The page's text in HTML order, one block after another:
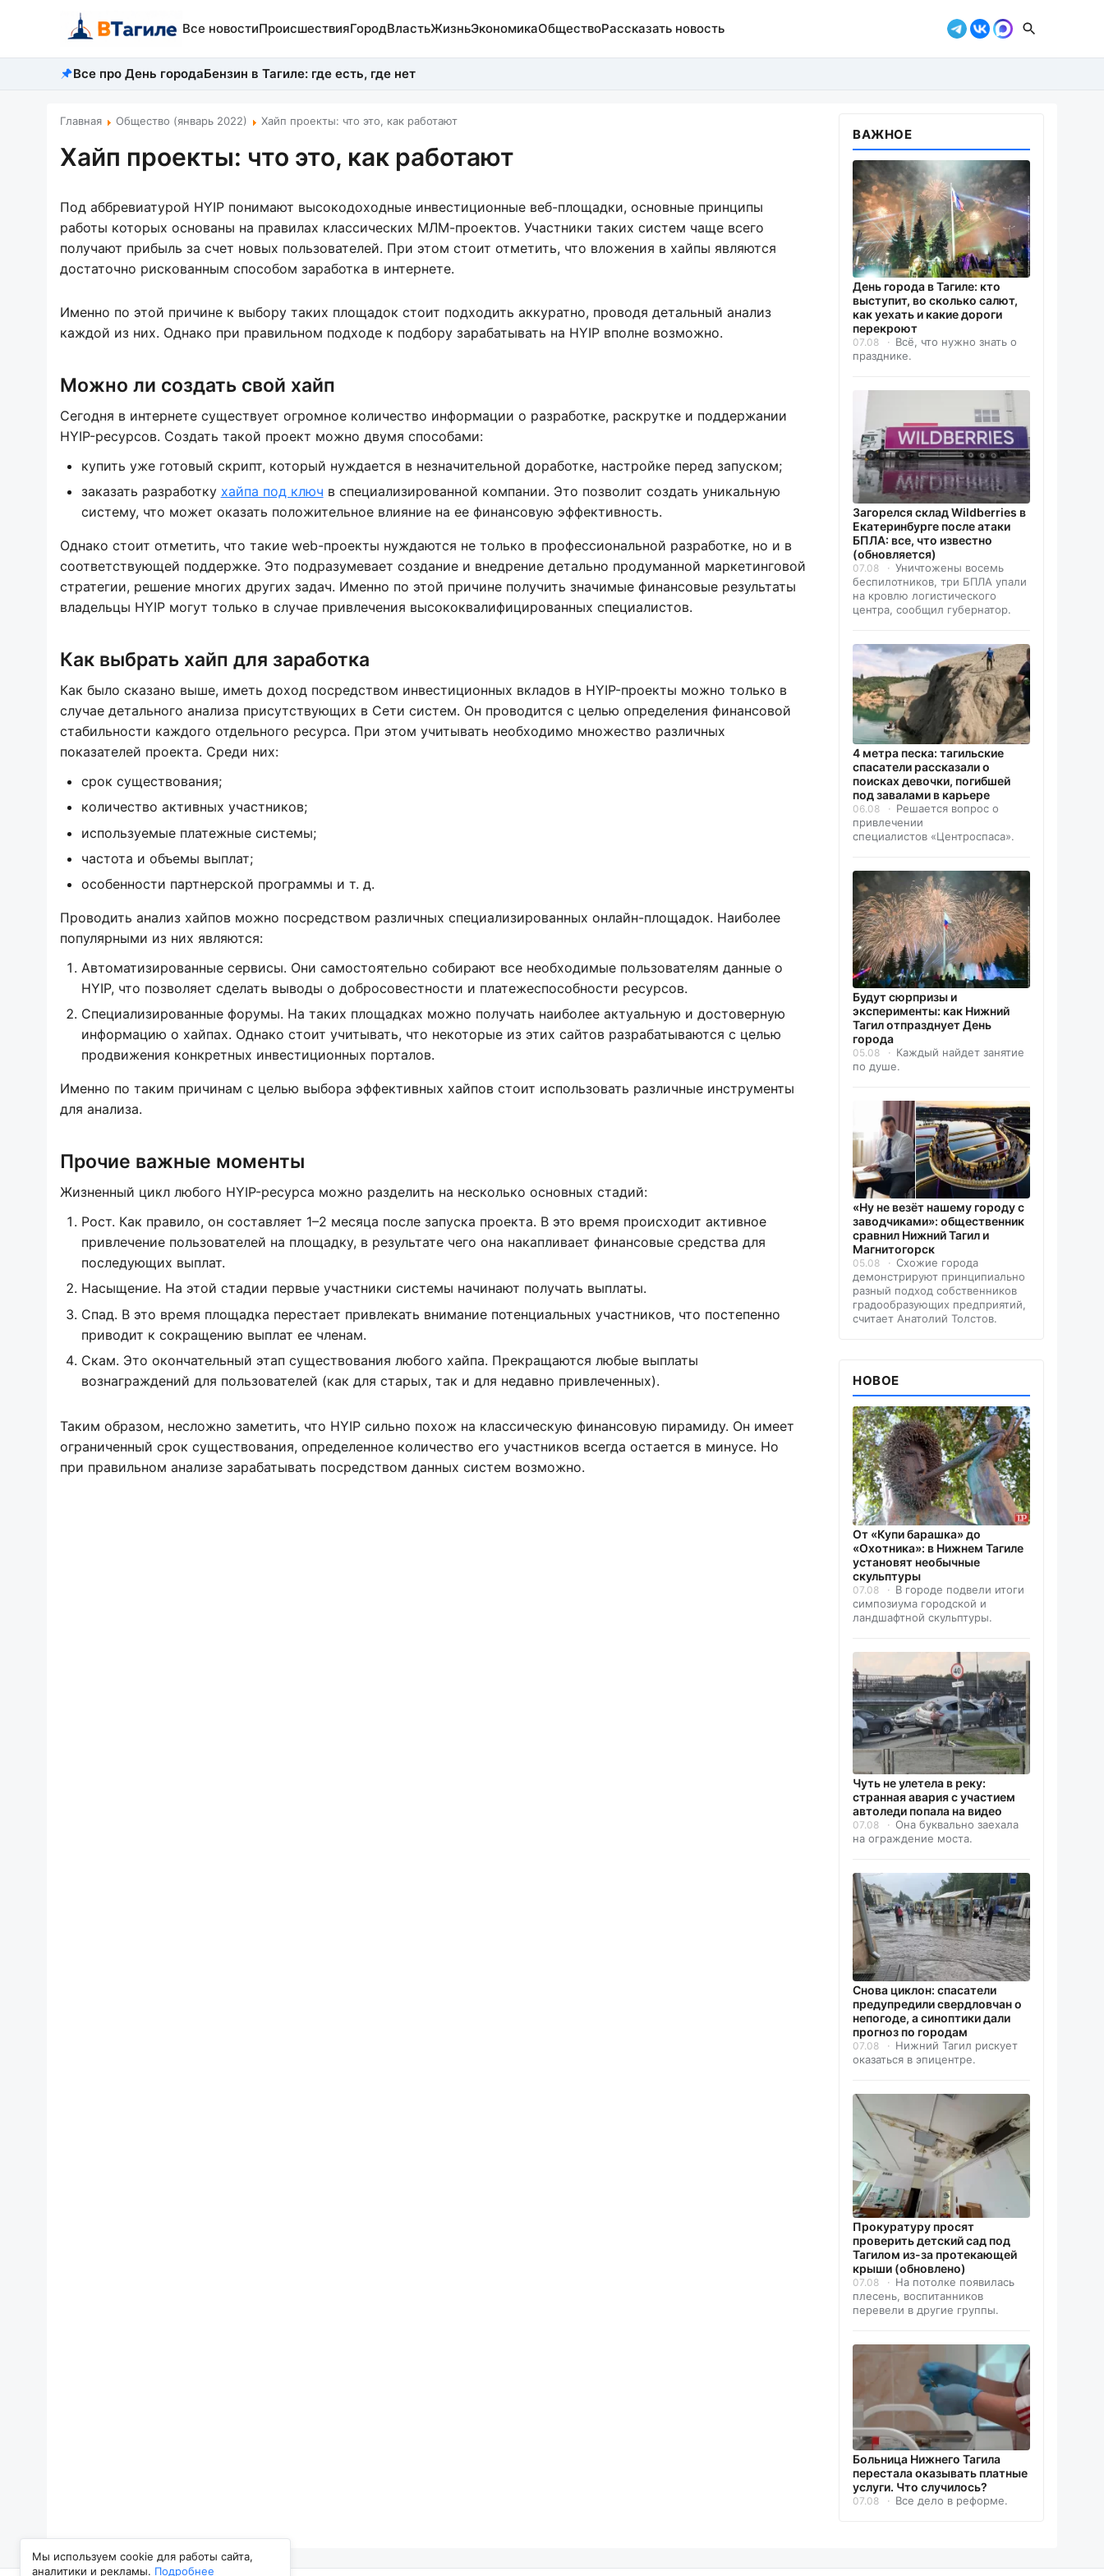
Мы используем cookie для работы сайта,
аналитики и рекламы. Подробнее
Все новостиПроисшествияГородВластьЖизньЭкономикаОбществоРассказать новость
Все про День городаБензин в Тагиле: где есть, где нет
Главная Общество (январь 2022) Хайп проекты: что это, как работают
Хайп проекты: что это, как работают
Под аббревиатурой HYIP понимают высокодоходные инвестиционные веб-площадки, основные принципы
работы которых основаны на правилах классических МЛМ-проектов. Участники таких систем чаще всего
получают прибыль за счет новых пользователей. При этом стоит отметить, что вложения в хайпы являются
достаточно рискованным способом заработка в интернете.
Именно по этой причине к выбору таких площадок стоит подходить аккуратно, проводя детальный анализ
каждой из них. Однако при правильном подходе к подбору зарабатывать на HYIP вполне возможно.
Можно ли создать свой хайп
Сегодня в интернете существует огромное количество информации о разработке, раскрутке и поддержании
HYIP-ресурсов. Создать такой проект можно двумя способами:
купить уже готовый скрипт, который нуждается в незначительной доработке, настройке перед запуском;
заказать разработку хайпа под ключ в специализированной компании. Это позволит создать уникальную
систему, что может оказать положительное влияние на ее финансовую эффективность.
Однако стоит отметить, что такие web-проекты нуждаются не только в профессиональной разработке, но и в
соответствующей поддержке. Это подразумевает создание и внедрение детально продуманной маркетинговой
стратегии, решение многих других задач. Именно по этой причине получить значимые финансовые результаты
владельцы HYIP могут только в случае привлечения высококвалифицированных специалистов.
Как выбрать хайп для заработка
Как было сказано выше, иметь доход посредством инвестиционных вкладов в HYIP-проекты можно только в
случае детального анализа присутствующих в Сети систем. Он проводится с целью определения финансовой
стабильности каждого отдельного ресурса. При этом учитывать необходимо множество различных
показателей проекта. Среди них:
срок существования;
количество активных участников;
используемые платежные системы;
частота и объемы выплат;
особенности партнерской программы и т. д.
Проводить анализ хайпов можно посредством различных специализированных онлайн-площадок. Наиболее
популярными из них являются:
Автоматизированные сервисы. Они самостоятельно собирают все необходимые пользователям данные о
HYIP, что позволяет сделать выводы о добросовестности и платежеспособности ресурсов.
Специализированные форумы. На таких площадках можно получать наиболее актуальную и достоверную
информацию о хайпах. Однако стоит учитывать, что некоторые из этих сайтов разрабатываются с целью
продвижения конкретных инвестиционных порталов.
Именно по таким причинам с целью выбора эффективных хайпов стоит использовать различные инструменты
для анализа.
Прочие важные моменты
Жизненный цикл любого HYIP-ресурса можно разделить на несколько основных стадий:
Рост. Как правило, он составляет 1–2 месяца после запуска проекта. В это время происходит активное
привлечение пользователей на площадку, в результате чего она накапливает финансовые средства для
последующих выплат.
Насыщение. На этой стадии первые участники системы начинают получать выплаты.
Спад. В это время площадка перестает привлекать внимание потенциальных участников, что постепенно
приводит к сокращению выплат ее членам.
Скам. Это окончательный этап существования любого хайпа. Прекращаются любые выплаты
вознаграждений для пользователей (как для старых, так и для недавно привлеченных).
Таким образом, несложно заметить, что HYIP сильно похож на классическую финансовую пирамиду. Он имеет
ограниченный срок существования, определенное количество его участников всегда остается в минусе. Но
при правильном анализе зарабатывать посредством данных систем возможно.
ВАЖНОЕ
День города в Тагиле: кто
выступит, во сколько салют,
как уехать и какие дороги
перекроют
07.08
Всё, что нужно знать о
празднике.
Загорелся склад Wildberries в
Екатеринбурге после атаки
БПЛА: все, что известно
(обновляется)
07.08
Уничтожены восемь
беспилотников, три БПЛА упали
на кровлю логистического
центра, сообщил губернатор.
4 метра песка: тагильские
спасатели рассказали о
поисках девочки, погибшей
под завалами в карьере
06.08
Решается вопрос о
привлечении
специалистов «Центроспаса».
Будут сюрпризы и
эксперименты: как Нижний
Тагил отпразднует День
города
05.08
Каждый найдет занятие
по душе.
«Ну не везёт нашему городу с
заводчиками»: общественник
сравнил Нижний Тагил и
Магнитогорск
05.08
Схожие города
демонстрируют принципиально
разный подход собственников
градообразующих предприятий,
считает Анатолий Толстов.
НОВОЕ
От «Купи барашка» до
«Охотника»: в Нижнем Тагиле
установят необычные
скульптуры
07.08
В городе подвели итоги
симпозиума городской и
ландшафтной скульптуры.
Чуть не улетела в реку:
странная авария с участием
автоледи попала на видео
07.08
Она буквально заехала
на ограждение моста.
Снова циклон: спасатели
предупредили свердловчан о
непогоде, а синоптики дали
прогноз по городам
07.08
Нижний Тагил рискует
оказаться в эпицентре.
Прокуратуру просят
проверить детский сад под
Тагилом из-за протекающей
крыши (обновлено)
07.08
На потолке появилась
плесень, воспитанников
перевели в другие группы.
Больница Нижнего Тагила
перестала оказывать платные
услуги. Что случилось?
07.08 Все дело в реформе.